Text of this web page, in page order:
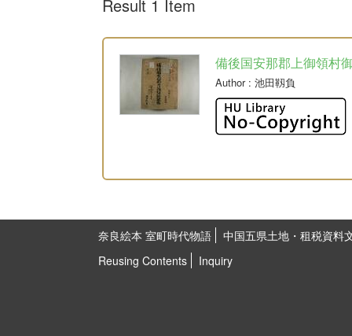
Result 1 Item
備後国安那郡上御領村
Author: 池田靱負
奈良絵本 室町時代物語
中国五県土地・租税資料
Reusing Contents
Inquiry